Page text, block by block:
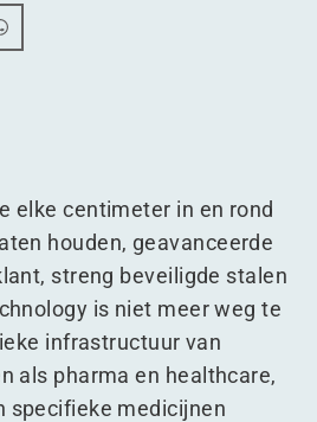
tech: een zekerheid in de
security tech: een zekerheid in
van security tech: een
opmars van security tech: een
elke centimeter in en rond
houden, geavanceerde
streng beveiligde stalen
is niet meer weg te
infrastructuur van
als pharma en healthcare,
specifieke medicijnen